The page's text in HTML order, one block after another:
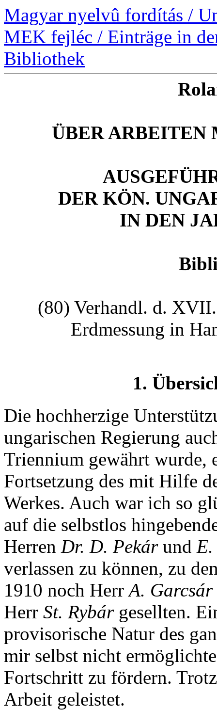
Magyar nyelvû fordítás /
MEK fejléc / Einträge in
Bibliothek
ÜBER ARBEITEN
DER KÖN.
IN DEN
(80) Verhandl. d.
Erdmessung in
1.
Die hochherzige
ungarischen Regierung
Triennium gewährt wurde,
Fortsetzung des mit Hilfe
Werkes. Auch war ich so
auf die selbstlos
Herren Dr. D. Pekárund
verlassen zu können, zu
1910 noch Herr A. Garcsár
Herr St. Rybárgesellten.
provisorische Natur des
mir selbst nicht
Fortschritt zu fördern.
Arbeit geleistet.